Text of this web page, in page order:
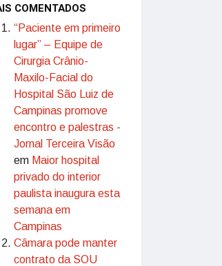
COMENTADOS
“Paciente em primeiro
lugar” – Equipe de
Cirurgia Crânio-
Maxilo-Facial do
Hospital São Luiz de
Campinas promove
encontro e palestras -
Jornal Terceira Visão
em Maior hospital
privado do interior
paulista inaugura esta
semana em
Campinas
Câmara pode manter
contrato da SOU